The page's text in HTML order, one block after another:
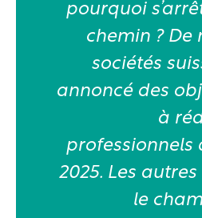
pourquoi
chemin ? De
sociétés
annoncé des
à
professionnels
2025. Les
le